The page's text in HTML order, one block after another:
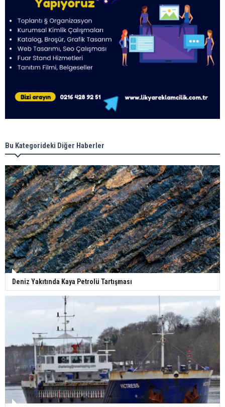
Bu Kategorideki Diğer Haberler
Deniz Yakıtında Kaya Petrolü Tartışması